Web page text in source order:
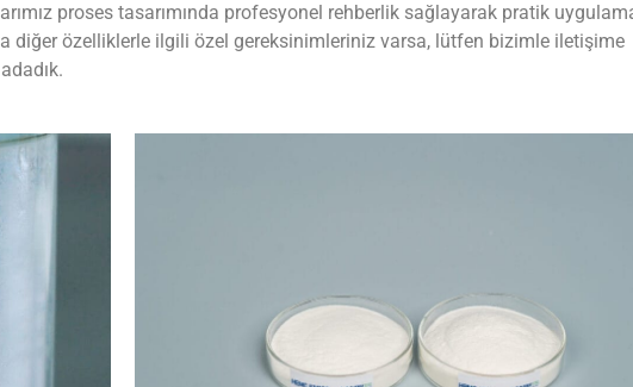
proses tasarımında profesyonel rehberlik sağlayarak pratik
diğer özelliklerle ilgili özel gereksinimleriniz varsa, lütfen bizimle iletişime